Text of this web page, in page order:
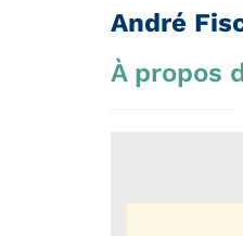
André
À propos